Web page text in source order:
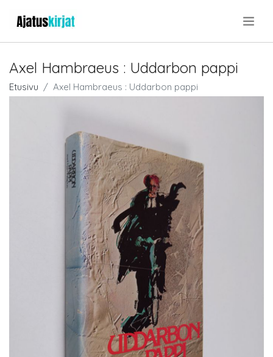
Axel Hambraeus : Uddarbon pappi
Etusivu Axel Hambraeus : Uddarbon pappi